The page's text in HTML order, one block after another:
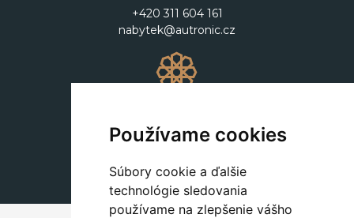
Používame cookies
Súbory cookie a ďalšie
technológie sledovania
používame na zlepšenie vášho
+420 311 604 161
nabytek@autronic.cz
+420 311 604 182
dekorace@autronic.cz